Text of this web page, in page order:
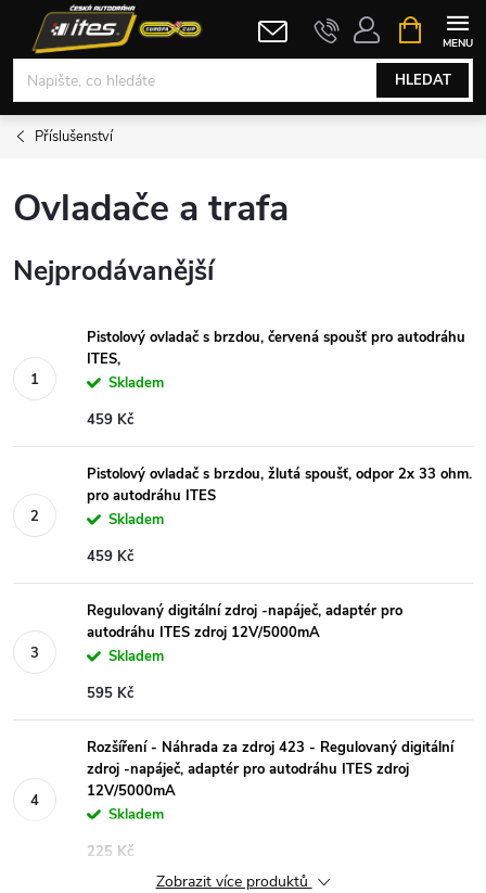
obsah
HLEDAT
NÁKUPNÍ
KOŠÍK
Příslušenství
Ovladače a trafa
Nejprodávanější
Pistolový ovladač s brzdou, červená spoušť pro autodráhu
ITES,
Skladem
459 Kč
Pistolový ovladač s brzdou, žlutá spoušť, odpor 2x 33 ohm.
pro autodráhu ITES
Skladem
459 Kč
Regulovaný digitální zdroj -napáječ, adaptér pro
autodráhu ITES zdroj 12V/5000mA
Skladem
595 Kč
Rozšíření - Náhrada za zdroj 423 - Regulovaný digitální
zdroj -napáječ, adaptér pro autodráhu ITES zdroj
12V/5000mA
Skladem
225 Kč
Zobrazit více produktů